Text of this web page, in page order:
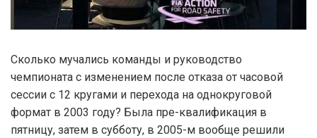
Сколько мучались команды и руководство
чемпионата с изменением после отказа от часовой
сессии с 12 кругами и перехода на однокруговой
формат в 2003 году? Была пре-квалификация в
пятницу, затем в субботу, в 2005-м вообще решили